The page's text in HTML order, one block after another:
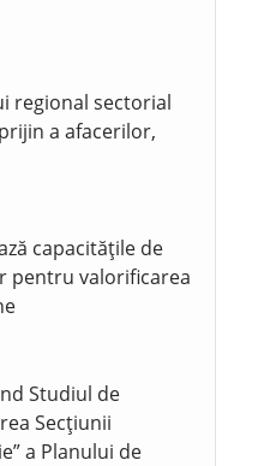
regional sectorial
a afacerilor,
capacitățile de
pentru valorificarea
Studiul de
Secțiunii
a Planului de